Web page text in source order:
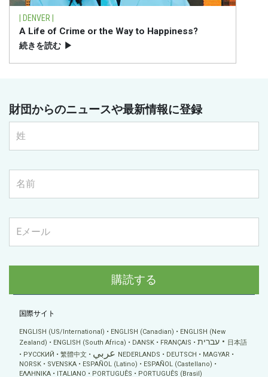
| DENVER |
A Life of Crime or the Way to Happiness?
続きを読む ▶
財団からのニュースや最新情報に登録
購読する
国際サイト
ENGLISH (US/International) ENGLISH (Canadian)
ENGLISH (New
Zealand)
ENGLISH (South Africa) DANSK FRANÇAIS עברית
日本語
РУССКИЙ
繁體中文 عربي NEDERLANDS DEUTSCH
MAGYAR
NORSK
SVENSKA ESPAÑOL (Latino)
ESPAÑOL (Castellano)
ΕΛΛΗΝΙΚA
ITALIANO PORTUGUÊS PORTUGUÊS (Brasil)